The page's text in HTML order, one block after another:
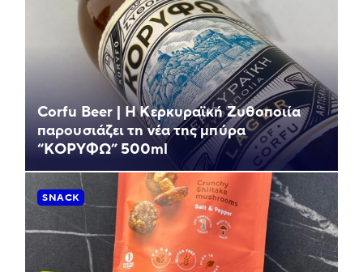
Corfu Beer | Η Κερκυραϊκή Ζυθοποιία
παρουσιάζει τη νέα της μπύρα
“ΚΟΡΥΦΩ” 500ml
SNACK